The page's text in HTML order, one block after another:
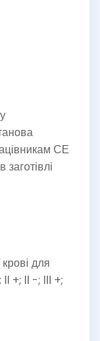
СЕ
для
+; ІІ -; ІІІ +;